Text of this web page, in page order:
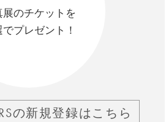
展のチケットを
プレゼント！
の新規登録はこちら